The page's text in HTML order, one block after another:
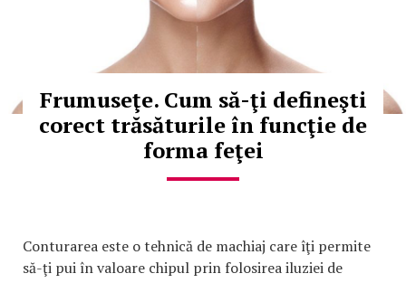
Frumuseţe. Cum să-ţi defineşti
corect trăsăturile în funcţie de
forma feţei
Conturarea este o tehnică de machiaj care îţi permite
să-ţi pui în valoare chipul prin folosirea iluziei de